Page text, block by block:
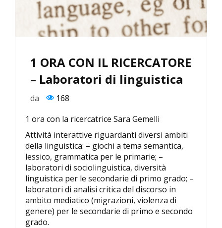
1 ORA CON IL RICERCATORE
– Laboratori di linguistica
da
168
1 ora con la ricercatrice Sara Gemelli
Attività interattive riguardanti diversi ambiti
della linguistica: – giochi a tema semantica,
lessico, grammatica per le primarie; –
laboratori di sociolinguistica, diversità
linguistica per le secondarie di primo grado; –
laboratori di analisi critica del discorso in
ambito mediatico (migrazioni, violenza di
genere) per le secondarie di primo e secondo
grado.